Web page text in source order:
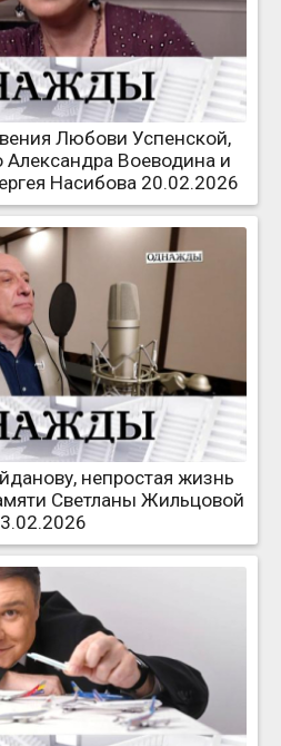
Любови Успенской,
Воеводина и
Насибова 20.02.2026
непростая жизнь
Светланы Жильцовой